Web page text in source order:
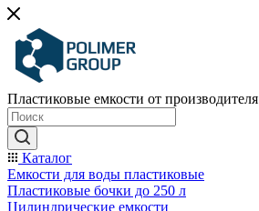
Пластиковые емкости от производителя
Каталог
Емкости для воды пластиковые
Пластиковые бочки до 250 л
Цилиндрические емкости